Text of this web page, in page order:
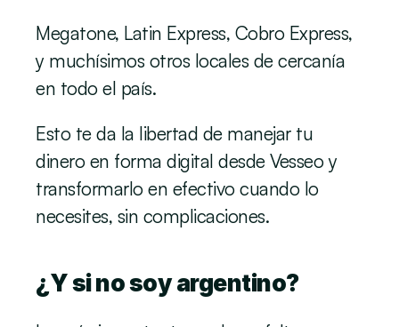
Megatone, Latin Express, Cobro Express,
y muchísimos otros locales de cercanía
en todo el país.
Esto te da la libertad de manejar tu
dinero en forma digital desde Vesseo y
transformarlo en efectivo cuando lo
necesites, sin complicaciones.
¿Y si no soy argentino?